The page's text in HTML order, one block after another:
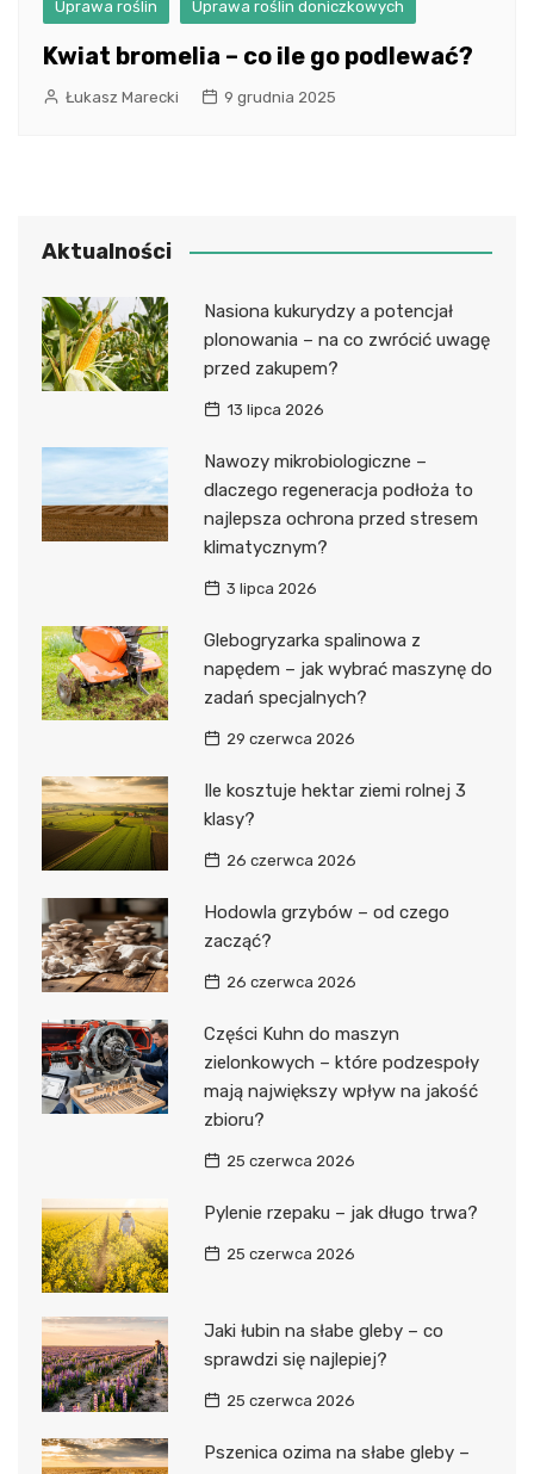
Uprawa roślin Uprawa roślin doniczkowych
Kwiat bromelia – co ile go podlewać?
Łukasz Marecki 9 grudnia 2025
Aktualności
Nasiona kukurydzy a potencjał
plonowania – na co zwrócić uwagę
przed zakupem?
13 lipca 2026
Nawozy mikrobiologiczne –
dlaczego regeneracja podłoża to
najlepsza ochrona przed stresem
klimatycznym?
3 lipca 2026
Glebogryzarka spalinowa z
napędem – jak wybrać maszynę do
zadań specjalnych?
29 czerwca 2026
Ile kosztuje hektar ziemi rolnej 3
klasy?
26 czerwca 2026
Hodowla grzybów – od czego
zacząć?
26 czerwca 2026
Części Kuhn do maszyn
zielonkowych – które podzespoły
mają największy wpływ na jakość
zbioru?
25 czerwca 2026
Pylenie rzepaku – jak długo trwa?
25 czerwca 2026
Jaki łubin na słabe gleby – co
sprawdzi się najlepiej?
25 czerwca 2026
Pszenica ozima na słabe gleby –